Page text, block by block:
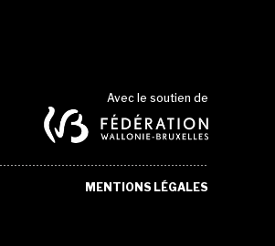
Avec le soutien de
MENTIONS LÉGALES